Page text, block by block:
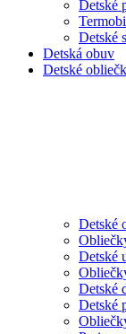
Detské
Detské
Detská obuv
Detské
Detské
Detské
Detské
Detské